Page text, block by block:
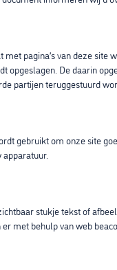
met pagina’s van deze
opgeslagen. De daarin
partijen teruggestuurd
gebruikt om onze site
stukje tekst of
met behulp van web